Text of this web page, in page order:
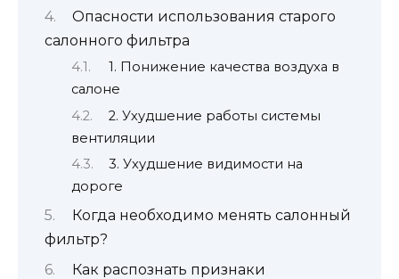
Опасности использования старого
салонного фильтра
1. Понижение качества воздуха в
салоне
2. Ухудшение работы системы
вентиляции
3. Ухудшение видимости на
дороге
Когда необходимо менять салонный
фильтр?
Как распознать признаки